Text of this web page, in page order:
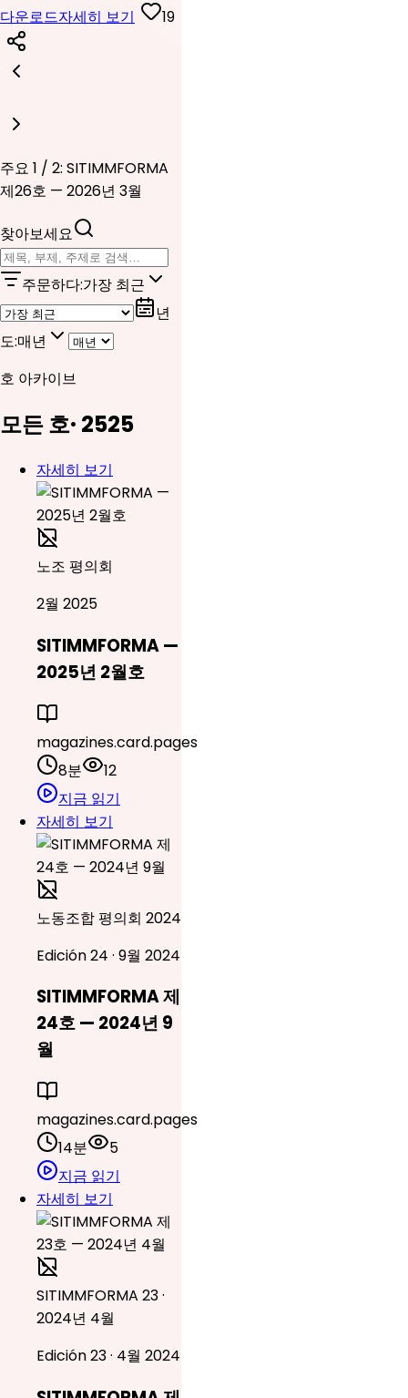
다운로드자세히 보기 19
주요 1 / 2: SITIMMFORMA
제26호 — 2026년 3월
찾아보세요
주문하다:가장 최근
년
도:매년
호 아카이브
모든 호· 2525
자세히 보기
노조 평의회
2월 2025
SITIMMFORMA —
2025년 2월호
magazines.card.pages
8분
12
지금 읽기
자세히 보기
노동조합 평의회 2024
Edición 24 · 9월 2024
SITIMMFORMA 제
24호 — 2024년 9
월
magazines.card.pages
14분
5
지금 읽기
자세히 보기
SITIMMFORMA 23 ·
2024년 4월
Edición 23 · 4월 2024